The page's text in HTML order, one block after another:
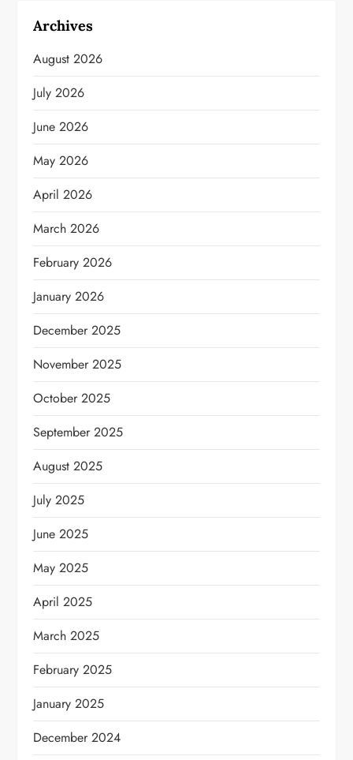
Archives
August 2026
July 2026
June 2026
May 2026
April 2026
March 2026
February 2026
January 2026
December 2025
November 2025
October 2025
September 2025
August 2025
July 2025
June 2025
May 2025
April 2025
March 2025
February 2025
January 2025
December 2024